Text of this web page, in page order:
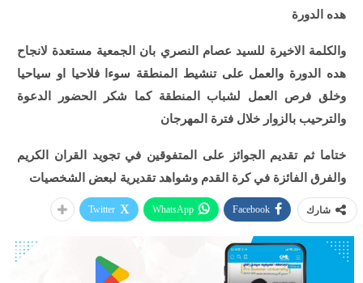
هده الدورة
والكلمة الاخيرة للسيد عصام النصري بان الجمعية مستعدة لانجاح
هده الدورة والعمل على تنشيط المنطقة سوءا فلاحيا او سياحيا
وخلق فرص العمل لشباب المنطقة كما شكر الحضور الدعوة
والترحيب بالزوار خلال فترة المهرجان
ختاما ثم تقديم الجوائز على المتفوقين في تجويد القران الكريم
والفرق الفائزة في كرة القدم وشواهد تقديرية لبعض الشخصيات
شارك Facebook
WhatsApp
Twitter